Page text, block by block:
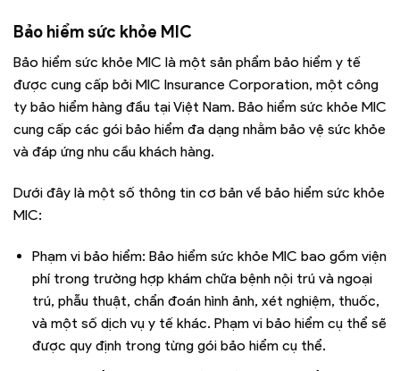
Bảo hiểm sức khỏe MIC
Bảo hiểm sức khỏe MIC là một sản phẩm bảo hiểm y tế
được cung cấp bởi MIC Insurance Corporation, một công
ty bảo hiểm hàng đầu tại Việt Nam. Bảo hiểm sức khỏe MIC
cung cấp các gói bảo hiểm đa dạng nhằm bảo vệ sức khỏe
và đáp ứng nhu cầu khách hàng.
Dưới đây là một số thông tin cơ bản về bảo hiểm sức khỏe
MIC:
Phạm vi bảo hiểm: Bảo hiểm sức khỏe MIC bao gồm viện
phí trong trường hợp khám chữa bệnh nội trú và ngoại
trú, phẫu thuật, chẩn đoán hình ảnh, xét nghiệm, thuốc,
và một số dịch vụ y tế khác. Phạm vi bảo hiểm cụ thể sẽ
được quy định trong từng gói bảo hiểm cụ thể.